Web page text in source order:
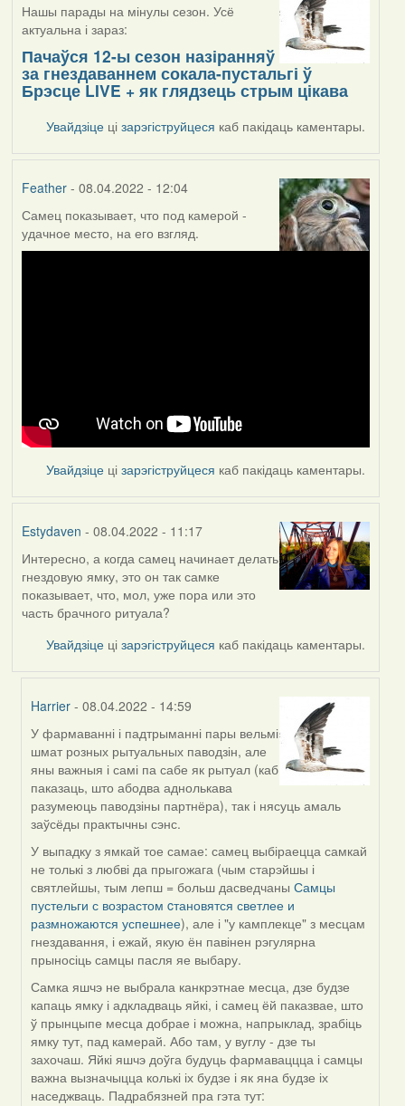
Нашы парады на мінулы сезон. Усё
актуальна і зараз:
Пачаўся 12-ы сезон назіранняў
за гнездаваннем сокала-пустальгі ў
Брэсце LIVE + як глядзець стрым цікава
Увайдзіце цізарэгіструйцеся каб пакідаць каментары.
Feather- 08.04.2022 - 12:04
Самец показывает, что под камерой -
удачное место, на его взгляд.
Увайдзіце цізарэгіструйцеся каб пакідаць каментары.
Estydaven - 08.04.2022 - 11:17
Интересно, а когда самец начинает делать
гнездовую ямку, это он так самке
показывает, что, мол, уже пора или это
часть брачного ритуала?
Увайдзіце цізарэгіструйцеся каб пакідаць каментары.
Harrier - 08.04.2022 - 14:59
In
reply
to
by
Estydaven
У фармаванні і падтрыманні пары вельмі
шмат розных рытуальных паводзін, але
яны важныя і самі па сабе як рытуал (каб
паказаць, што абодва аднолькава
разумеюць паводзіны партнёра), так і нясуць амаль
заўсёды практычны сэнс.
У выпадку з ямкай тое самае: самец выбіраецца самкай
не толькі з любві да прыгожага (чым старэйшы і
святлейшы, тым лепш = больш дасведчаныСамцы
пустельги с возрастом cтановятся светлее и
размножаются успешнее), але і "у камплекце" з месцам
гнездавання, і ежай, якую ён павінен рэгулярна
прыносіць самцы пасля яе выбару.
Самка яшчэ не выбрала канкрэтнае месца, дзе будзе
капаць ямку і адкладваць яйкі, і самец ёй паказвае, што
ў прынцыпе месца добрае і можна, напрыклад, зрабіць
ямку тут, пад камерай. Або там, у вуглу - дзе ты
захочаш. Яйкі яшчэ доўга будуць фармаваццца і самцы
важна вызначыцца колькі іх будзе і як яна будзе іх
наседжваць. Падрабязней пра гэта тут: